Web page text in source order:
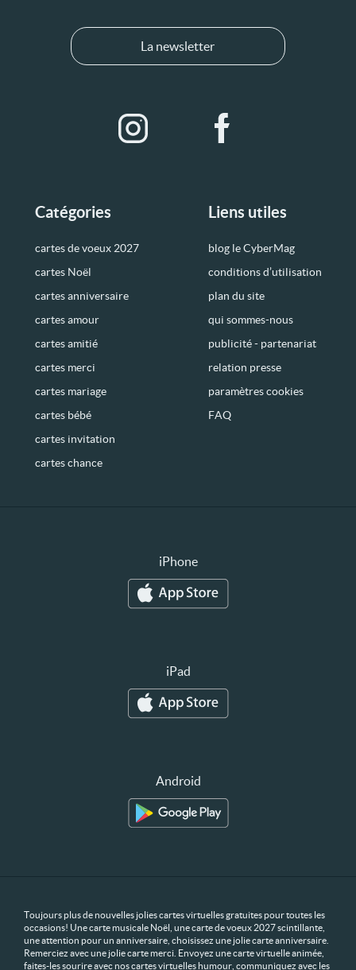
Catégories
cartes de voeux 2027
cartes Noël
cartes anniversaire
cartes amour
cartes amitié
cartes merci
cartes mariage
cartes bébé
cartes invitation
cartes chance
Liens utiles
blog le CyberMag
conditions d’utilisation
plan du site
qui sommes-nous
publicité - partenariat
relation presse
paramètres cookies
FAQ
La newsletter
iPhone
iPad
Android
Toujours plus de nouvelles jolies cartes virtuelles gratuites pour toutes les
occasions! Une carte musicale Noël, une carte de voeux 2027 scintillante,
une attention pour un anniversaire, choisissez une jolie carte anniversaire.
Remerciez avec une jolie carte merci. Envoyez une carte virtuelle animée,
faites-les sourire avec nos cartes virtuelles humour, communiquez avec les